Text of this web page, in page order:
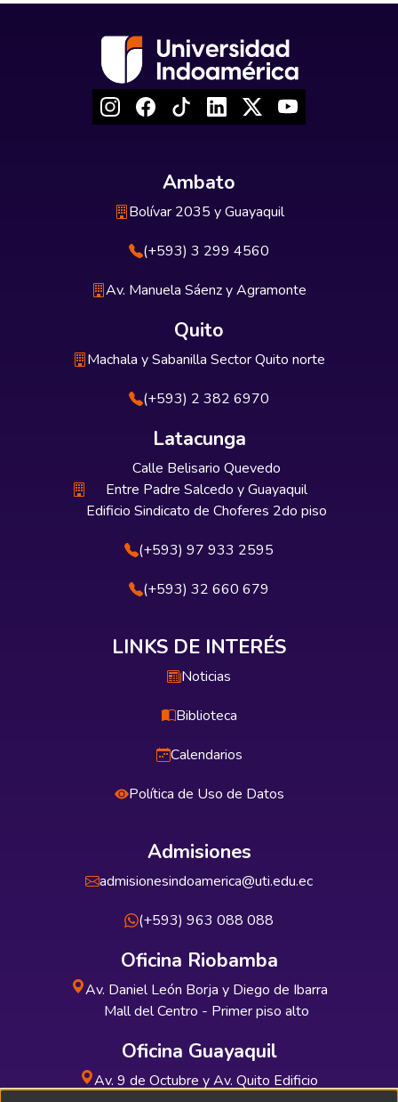
Ambato
Bolívar 2035 y Guayaquil
(+593) 3 299 4560
Av. Manuela Sáenz y Agramonte
Quito
Machala y Sabanilla Sector Quito norte
(+593) 2 382 6970
Latacunga
Calle Belisario Quevedo
Entre Padre Salcedo y Guayaquil
Edificio Sindicato de Choferes 2do piso
(+593) 97 933 2595
(+593) 32 660 679
LINKS DE INTERÉS
Noticias
Biblioteca
Calendarios
Política de Uso de Datos
Admisiones
admisionesindoamerica@uti.edu.ec
(+593) 963 088 088
Oficina Riobamba
Av. Daniel León Borja y Diego de Ibarra
Mall del Centro - Primer piso alto
Oficina Guayaquil
Av. 9 de Octubre y Av. Quito Edificio